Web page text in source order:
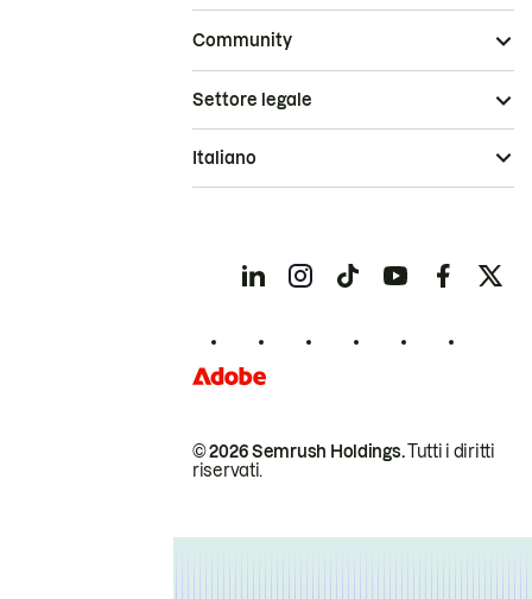
Community
© 2026 Semrush Holdings.Tutti i diritti
riservati.
Settore legale
Italiano